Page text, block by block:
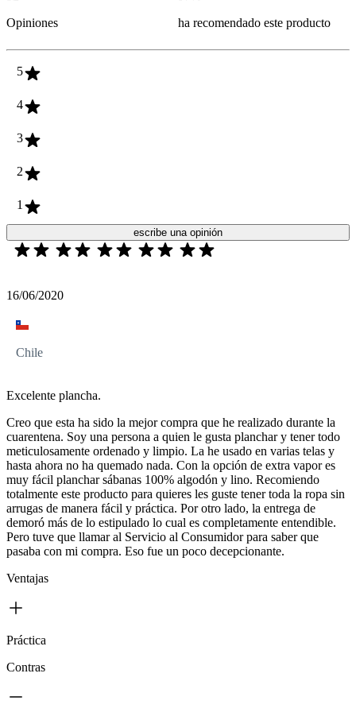
Opiniones
ha recomendado este producto
5
4
3
2
1
escribe una opinión
16/06/2020
Chile
Excelente plancha.
Creo que esta ha sido la mejor compra que he realizado durante la
cuarentena. Soy una persona a quien le gusta planchar y tener todo
meticulosamente ordenado y limpio. La he usado en varias telas y
hasta ahora no ha quemado nada. Con la opción de extra vapor es
muy fácil planchar sábanas 100% algodón y lino. Recomiendo
totalmente este producto para quieres les guste tener toda la ropa sin
arrugas de manera fácil y práctica. Por otro lado, la entrega de
demoró más de lo estipulado lo cual es completamente entendible.
Pero tuve que llamar al Servicio al Consumidor para saber que
pasaba con mi compra. Eso fue un poco decepcionante.
Ventajas
Práctica
Contras